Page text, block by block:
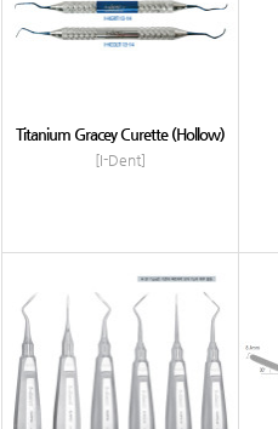
Titanium Gracey Curette (Hollow)
[I-Dent]